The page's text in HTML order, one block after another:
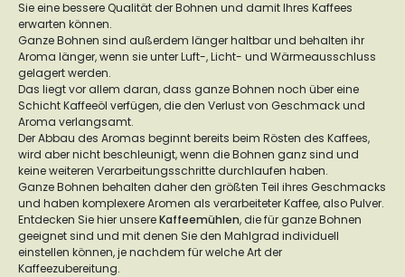
Sie eine bessere Qualität der Bohnen und damit Ihres Kaffees
erwarten können.
Ganze Bohnen sind außerdem länger haltbar und behalten ihr
Aroma länger, wenn sie unter Luft-, Licht- und Wärmeausschluss
gelagert werden.
Das liegt vor allem daran, dass ganze Bohnen noch über eine
Schicht Kaffeeöl verfügen, die den Verlust von Geschmack und
Aroma verlangsamt.
Der Abbau des Aromas beginnt bereits beim Rösten des Kaffees,
wird aber nicht beschleunigt, wenn die Bohnen ganz sind und
keine weiteren Verarbeitungsschritte durchlaufen haben.
Ganze Bohnen behalten daher den größten Teil ihres Geschmacks
und haben komplexere Aromen als verarbeiteter Kaffee, also Pulver.
Entdecken Sie hier unsereKaffeemühlen, die für ganze Bohnen
geeignet sind und mit denen Sie den Mahlgrad individuell
einstellen können, je nachdem für welche Art der
Kaffeezubereitung.